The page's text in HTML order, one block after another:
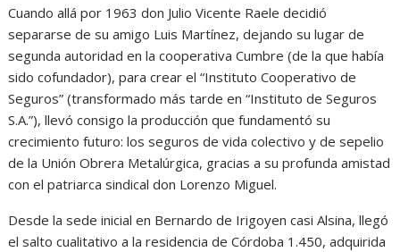
Cuando allá por 1963 don Julio Vicente Raele decidió
separarse de su amigo Luis Martínez, dejando su lugar de
segunda autoridad en la cooperativa Cumbre (de la que había
sido cofundador), para crear el “Instituto Cooperativo de
Seguros” (transformado más tarde en “Instituto de Seguros
S.A.”), llevó consigo la producción que fundamentó su
crecimiento futuro: los seguros de vida colectivo y de sepelio
de la Unión Obrera Metalúrgica, gracias a su profunda amistad
con el patriarca sindical don Lorenzo Miguel.
Desde la sede inicial en Bernardo de Irigoyen casi Alsina, llegó
el salto cualitativo a la residencia de Córdoba 1.450, adquirida